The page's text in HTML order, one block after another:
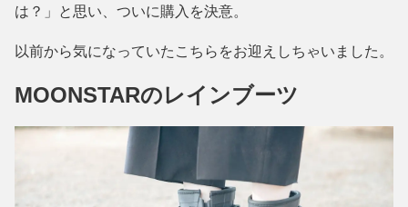
は？」と思い、ついに購入を決意。
以前から気になっていたこちらをお迎えしちゃいました。
MOONSTARのレインブーツ